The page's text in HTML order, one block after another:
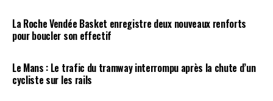
La Roche Vendée Basket enregistre deux nouveaux renforts
pour boucler son effectif
Le Mans : Le trafic du tramway interrompu après la chute d’un
cycliste sur les rails